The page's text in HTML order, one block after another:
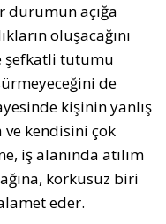
durumun açığa
oluşacağını
şefkatli tutumu
de
kişinin yanlış
ve kendisini çok
iş alanında atılım
korkusuz biri
eder.